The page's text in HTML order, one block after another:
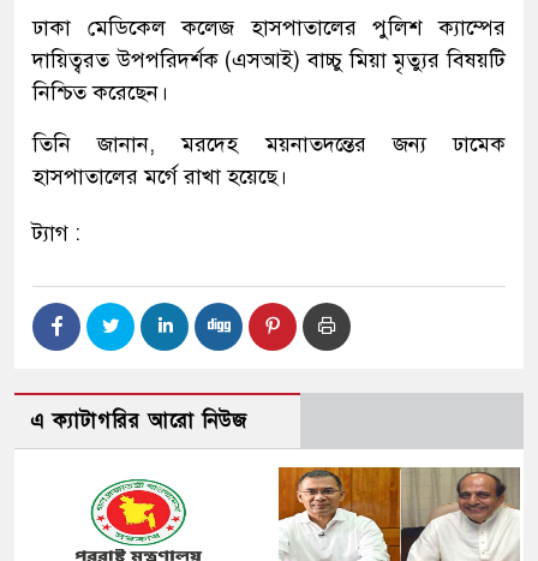
ঢাকা মেডিকেল কলেজ হাসপাতালের পুলিশ ক্যাম্পের
দায়িত্বরত উপপরিদর্শক (এসআই) বাচ্চু মিয়া মৃত্যুর বিষয়টি
নিশ্চিত করেছেন।
তিনি জানান, মরদেহ ময়নাতদন্তের জন্য ঢামেক
হাসপাতালের মর্গে রাখা হয়েছে।
ট্যাগ :
এ ক্যাটাগরির আরো নিউজ